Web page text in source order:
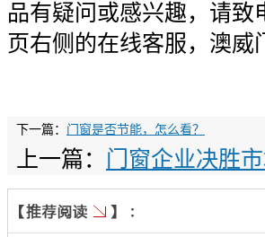
品有疑问或感兴趣，请致
页右侧的在线客服，澳
下一篇： 门窗是否节能，怎么看？
上一篇： 门窗企业决胜